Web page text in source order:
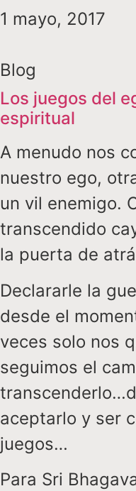
1 mayo, 2017
Blog
Los juegos del
espiritual
A menudo nos
nuestro ego,
un vil enemigo.
transcendido
la puerta de
Declararle la
desde el
veces solo nos
seguimos el
aceptarlo y ser
juegos…
Para Sri